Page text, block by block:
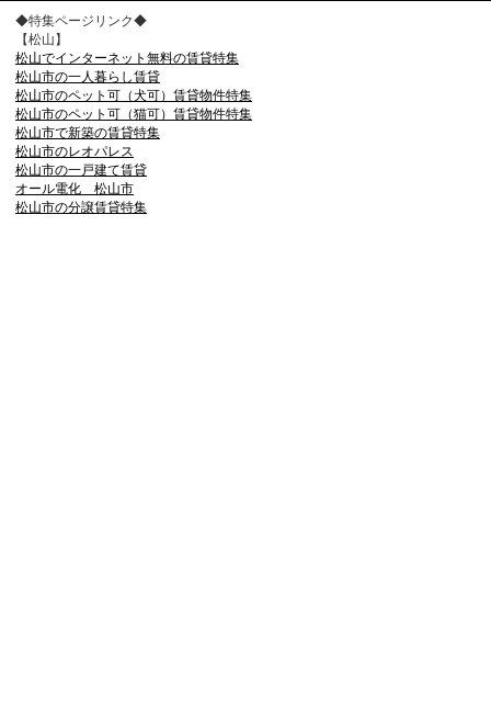
◆特集ページリンク◆
【松山】
松山でインターネット無料の賃貸特集
松山市の一人暮らし賃貸
松山市のペット可（犬可）賃貸物件特集
松山市のペット可（猫可）賃貸物件特集
松山市で新築の賃貸特集
松山市のレオパレス
松山市の一戸建て賃貸
オール電化 松山市
松山市の分譲賃貸特集